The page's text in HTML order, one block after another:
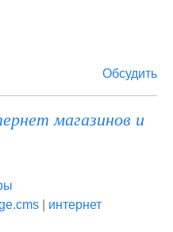
Обсудить
магазинов и
интернет